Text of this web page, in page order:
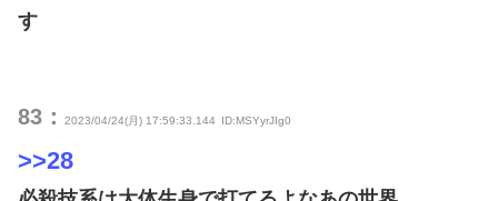
す
83： 2023/04/24(月) 17:59:33.144 ID:MSYyrJIg0
>>28